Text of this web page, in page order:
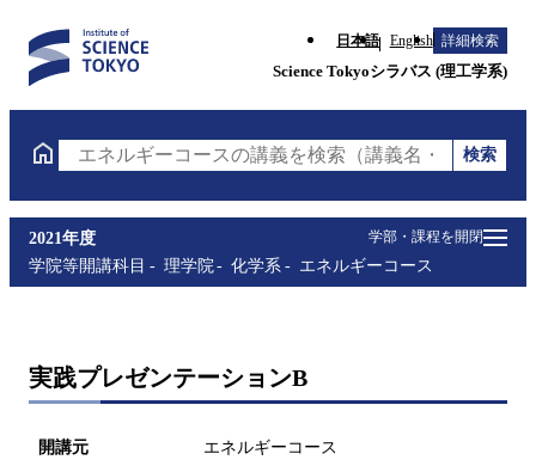
日本語 English 詳細検索
Science Tokyoシラバス (理工学系)
エネルギーコースの講義を検索（講義名・科目コード
検索
学部・課程を開閉
2021年度
学院等開講科目
理学院 化学系 エネルギーコース
実践プレゼンテーションB
開講元 エネルギーコース